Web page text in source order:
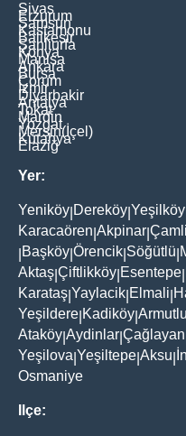
Sivas
Erzurum
Samsun
Kastamonu
Balikesir
Şanliurfa
Konya
Manisa
Ankara
Bursa
Çorum
İzmir
Diyarbakir
Antalya
Tokat
Mardin
Yozgat
Mersin(İçel)
Kütahya
Elaziğ
Yer:
Yeniköy Dereköy Yeşilköy
Karacaören Akpinar
Başköy Örencik Söğütlü
Aktaş Çiftlikköy Esentepe
Karataş Yaylacik Elmali
Yeşildere Kadiköy Armutlu
Ataköy Aydinlar Çağlayan
Yeşilova Yeşiltepe Aksu
Osmaniye
Ilçe: